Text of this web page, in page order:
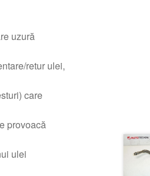
uzură
retur ulei,
care
provoacă
ulei